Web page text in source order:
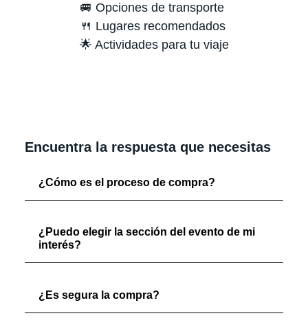
🚐 Opciones de transporte
🍴 Lugares recomendados
🌟 Actividades para tu viaje
Encuentra la respuesta que necesitas
¿Cómo es el proceso de compra?
¿Puedo elegir la sección del evento de mi
interés?
¿Es segura la compra?